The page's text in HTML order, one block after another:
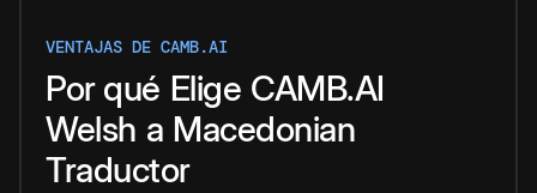
VENTAJAS DE CAMB.AI
Por qué Elige CAMB.AI
Welsh a Macedonian
Traductor